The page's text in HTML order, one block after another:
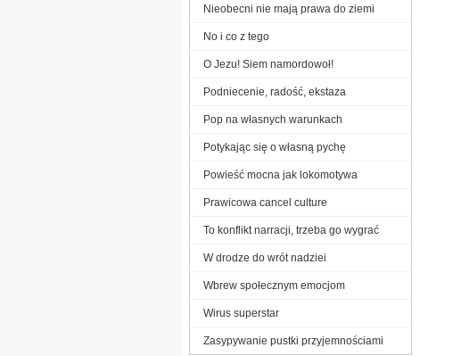
Nieobecni nie mają prawa do ziemi
No i co z tego
O Jezu! Siem namordowoł!
Podniecenie, radość, ekstaza
Pop na własnych warunkach
Potykając się o własną pychę
Powieść mocna jak lokomotywa
Prawicowa cancel culture
To konflikt narracji, trzeba go wygrać
W drodze do wrót nadziei
Wbrew społecznym emocjom
Wirus superstar
Zasypywanie pustki przyjemnościami